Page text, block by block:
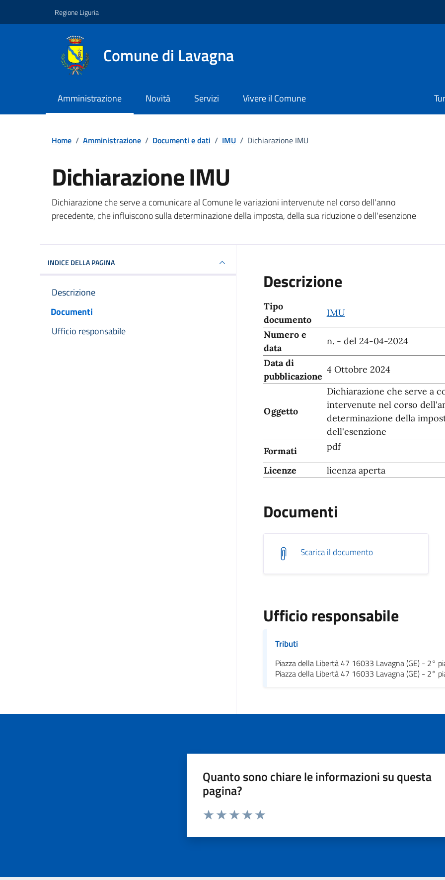
Regione Liguria
Comune di Lavagna
Amministrazione Novità Servizi Vivere il Comune
Home / Amministrazione / Documenti e dati / IMU / Dichiarazione IMU
Dichiarazione IMU
Documento pubblico
Dichiarazione che serve a comunicare al Comune le variazioni intervenute nel corso dell'anno
precedente, che influiscono sulla determinazione della imposta, della sua riduzione o dell'esenzione
INDICE DELLA PAGINA
Descrizione
Documenti
Ufficio responsabile
Descrizione
Tipo
documento
IMU
Numero e
data
n. - del 24-04-2024
Data di
pubblicazione
4 Ottobre 2024
Oggetto
Dichiarazione che serve a
intervenute nel corso
determinazione della
dell'esenzione
Formati
pdf
Licenze licenza aperta
Documenti
Scarica il documento
Ufficio responsabile
Tributi
Piazza della Libertà 47 16033 Lavagna (GE) - 2°
Piazza della Libertà 47 16033 Lavagna (GE) - 2°
Quanto sono chiare le informazioni su questa
pagina?